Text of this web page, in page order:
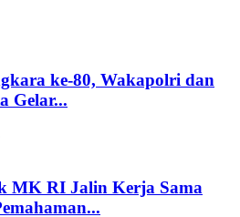
ke-80, Wakapolri dan
Gelar...
MK RI Jalin Kerja Sama